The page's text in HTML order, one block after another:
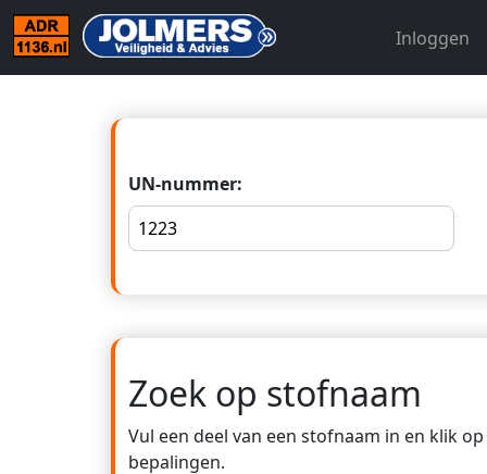
Inloggen
UN-nummer:
Zoek op stofnaam
Vul een deel van een stofnaam in en klik
bepalingen.